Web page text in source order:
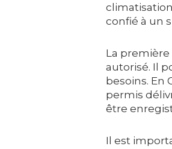
confié à un
La
autorisé. Il
besoins. En
permis
être
Il est